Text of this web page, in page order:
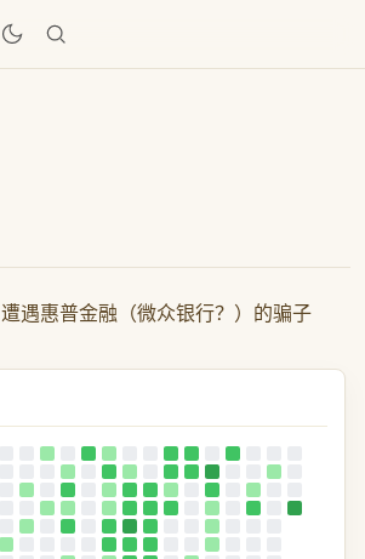
遭遇惠普金融（微众银行？）的骗子